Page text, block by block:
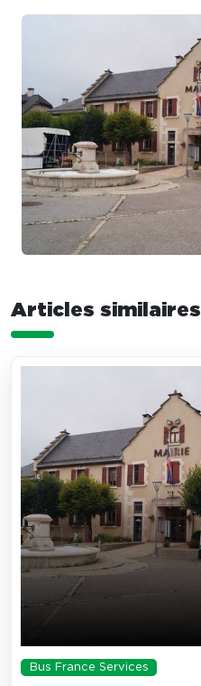
Articles similaires
Bus France Services